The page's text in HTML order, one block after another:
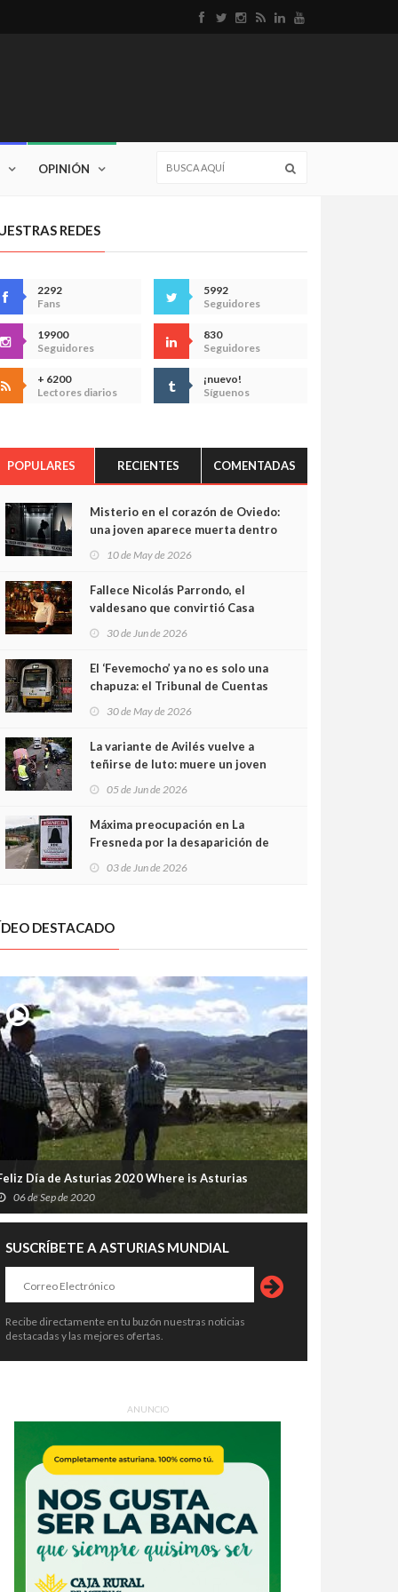
OPINIÓN
REDES
2292
Fans
5992
Seguidores
19900
Seguidores
830
Seguidores
+ 6200
Lectores diarios
¡nuevo!
Síguenos
POPULARES RECIENTES COMENTADAS
Misterio en el corazón de Oviedo:
una joven aparece muerta dentro
cámaras captan sus últimos
minutos
10 de May de 2026
Fallece Nicolás Parrondo, el
valdesano que convirtió Casa
30 de Jun de 2026
El ‘Fevemocho’ ya no es solo una
chapuza: el Tribunal de Cuentas
sobrecoste de los trenes que no
cabían por los túneles
30 de May de 2026
La variante de Avilés vuelve a
teñirse de luto: muere un joven
05 de Jun de 2026
Máxima preocupación en La
Fresneda por la desaparición de
03 de Jun de 2026
DESTACADO
Día de Asturias 2020 Where is Asturias
06 de Sep de 2020
SUSCRÍBETE A ASTURIAS MUNDIAL
Recibe directamente en tu buzón nuestras noticias
destacadas y las mejores ofertas.
ANUNCIO